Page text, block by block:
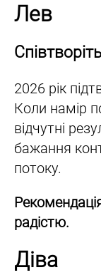
Лев
2026 рік
Коли намір
відчутні
бажання
потоку.
радістю.
Діва